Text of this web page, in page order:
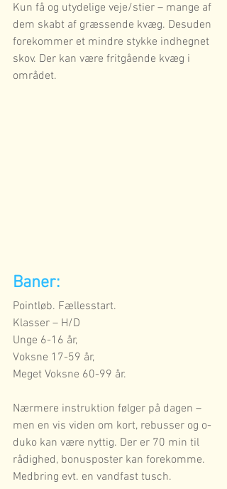
Kun få og utydelige veje/stier – mange af
dem skabt af græssende kvæg. Desuden
forekommer et mindre stykke indhegnet
skov. Der kan være fritgående kvæg i
området.
Baner:
Pointløb. Fællesstart.
Klasser – H/D
Unge 6-16 år,
Voksne 17-59 år,
Meget Voksne 60-99 år.
Nærmere instruktion følger på dagen –
men en vis viden om kort, rebusser og o-
duko kan være nyttig. Der er 70 min til
rådighed, bonusposter kan forekomme.
Medbring evt. en vandfast tusch.